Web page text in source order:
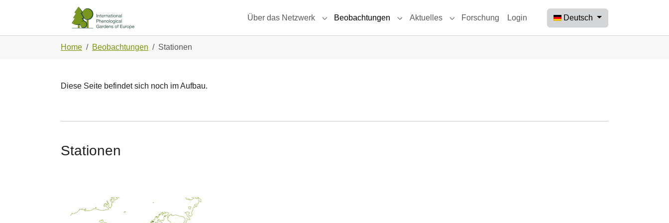
Skip to main navigation
Zum Hauptinhalt springen
Über das Netzwerk
Submenu for "Über das Netzwerk"
Beobachtungen
Submenu for "Beobachtungen"
Aktuelles
Submenu for "Aktuelles"
Forschung Login Deutsch
Home Beobachtungen Stationen
Diese Seite befindet sich noch im Aufbau.
Stationen